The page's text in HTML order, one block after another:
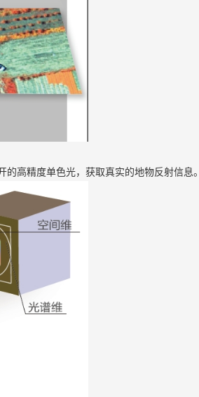
高精度单色光，获取真实的地物反射信息。